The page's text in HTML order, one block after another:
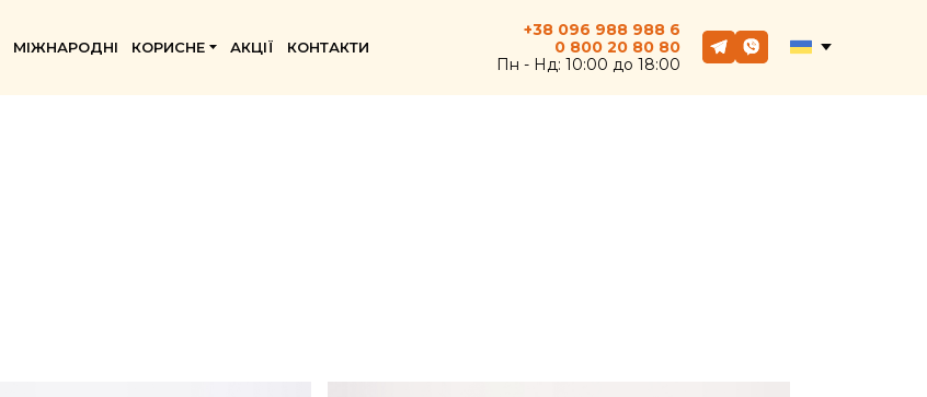
МІЖНАРОДНІ КОРИСНЕ АКЦІЇ КОНТАКТИ
+38 096 988 988 6
0 800 2080 80
Пн - Hд: 10:00 до 18:00